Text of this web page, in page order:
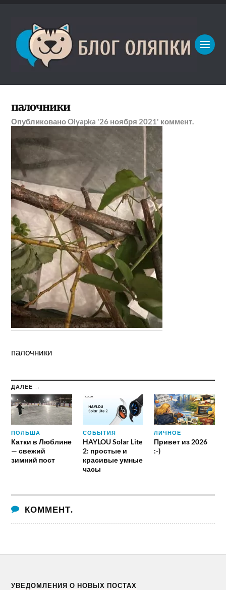
палочники
ОпубликованоOlyapka '26 ноября 2021' коммент.
палочники
ДАЛЕЕ →
ПОЛЬША
Катки в Люблине
— свежий
зимний пост
СОБЫТИЯ
HAYLOU Solar Lite
2: простые и
красивые умные
часы
ЛИЧНОЕ
Привет из 2026
:-)
КОММЕНТ.
УВЕДОМЛЕНИЯ О НОВЫХ ПОСТАХ